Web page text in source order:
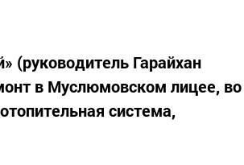
(руководитель Гарайхан
в Муслюмовском лицее, во
система,